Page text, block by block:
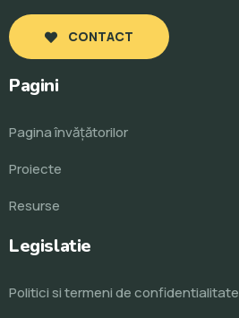
CONTACT
Pagini
Pagina învăţătorilor
Proiecte
Resurse
Legislatie
Politici si termeni de confidentialitate